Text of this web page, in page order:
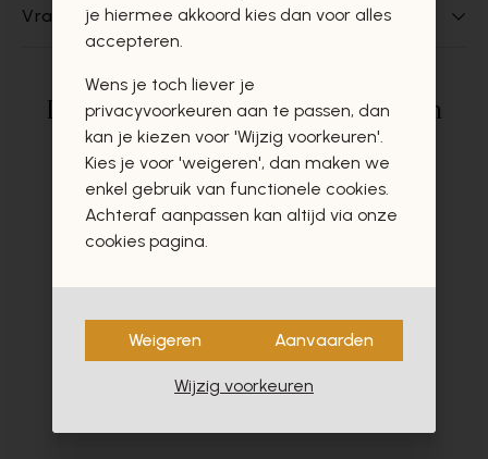
Vragen over dit product?
Deze producten zullen u zeker en
vast ook interesseren
- 60%
je hiermee akkoord kies dan voor alles
accepteren.
Wens je toch liever je
privacyvoorkeuren aan te passen, dan
kan je kiezen voor 'Wijzig voorkeuren'.
Kies je voor 'weigeren', dan maken we
enkel gebruik van functionele cookies.
Achteraf aanpassen kan altijd via onze
cookies pagina.
Weigeren Aanvaarden
Wijzig voorkeuren